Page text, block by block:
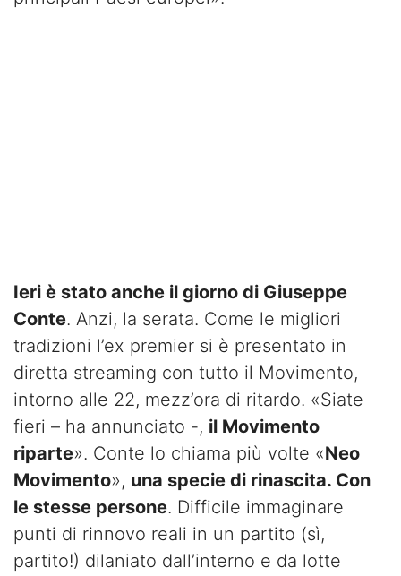
Ieri è stato anche il giorno di Giuseppe
Conte. Anzi, la serata. Come le migliori
tradizioni l’ex premier si è presentato in
diretta streaming con tutto il Movimento,
intorno alle 22, mezz’ora di ritardo. «Siate
fieri – ha annunciato -, il Movimento
riparte». Conte lo chiama più volte «Neo
Movimento», una specie di rinascita. Con
le stesse persone. Difficile immaginare
punti di rinnovo reali in un partito (sì,
partito!) dilaniato dall’interno e da lotte